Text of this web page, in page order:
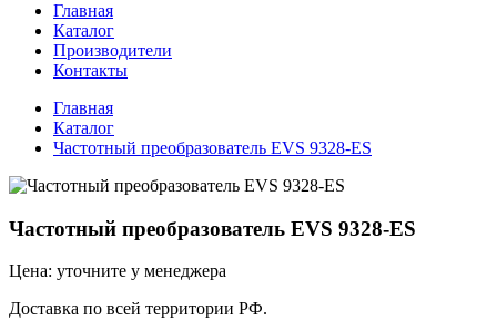
Главная
Каталог
Производители
Контакты
Главная
Каталог
Частотный преобразователь EVS 9328-ES
Частотный преобразователь EVS 9328-ES
Цена: уточните у менеджера
Доставка по всей территории РФ.